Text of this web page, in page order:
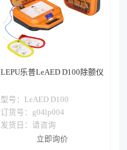
LEPU乐普LeAED D100除颤仪
型号：
LeAED D100
订货号：g04lp004
发货日： 请咨询
立即询价